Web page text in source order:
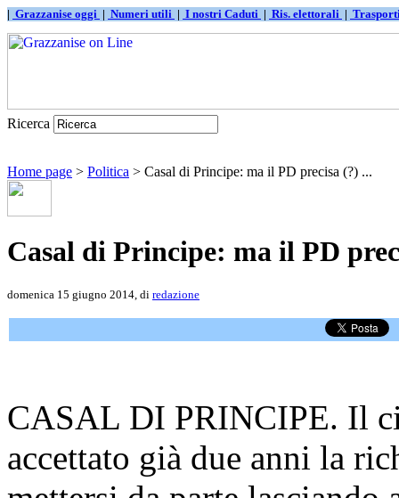
| Grazzanise oggi | Numeri utili | I nostri Caduti | Ris. elettorali |
Ricerca
Home page > Politica > Casal di Principe: ma il PD precisa (?) ...
Casal di Principe: ma il PD
domenica 15 giugno 2014, di redazione
CASAL DI PRINCIPE. Il
accettato già due anni la